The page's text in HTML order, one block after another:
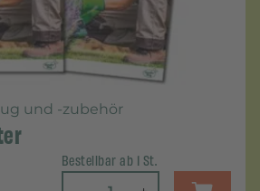
und -zubehör
Bestellbar ab 1 St.